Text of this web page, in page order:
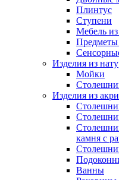
Плинтус
Ступени
Мебель
Предметы
Изделия из
Мойки
Изделия из
камня с
Ванны